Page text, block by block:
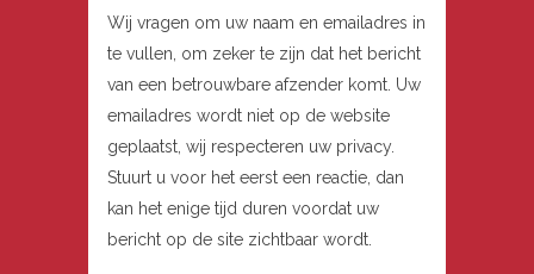
Wij vragen om uw naam en emailadres in
te vullen, om zeker te zijn dat het bericht
van een betrouwbare afzender komt. Uw
emailadres wordt niet op de website
geplaatst, wij respecteren uw privacy.
Stuurt u voor het eerst een reactie, dan
kan het enige tijd duren voordat uw
bericht op de site zichtbaar wordt.